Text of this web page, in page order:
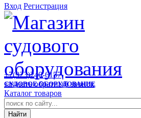
Вход Регистрация
СУДОВОЕ ОБОРУДОВАНИЕ
+7(923)240-6157
заказать обратный звонок
Каталог товаров